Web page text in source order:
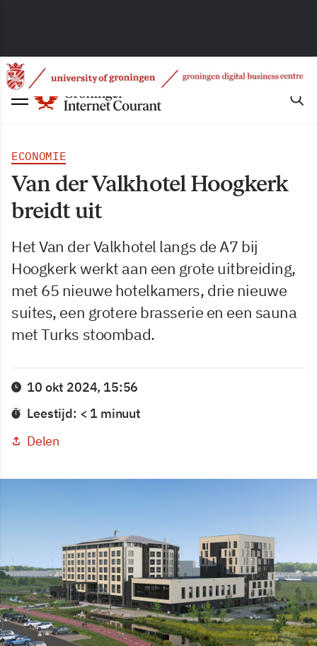
ECONOMIE
Van der Valkhotel Hoogkerk
breidt uit
Het Van der Valkhotel langs de A7 bij
Hoogkerk werkt aan een grote uitbreiding,
met 65 nieuwe hotelkamers, drie nieuwe
suites, een grotere brasserie en een sauna
met Turks stoombad.
10 okt 2024, 15:56
Leestijd: < 1 minuut
Delen